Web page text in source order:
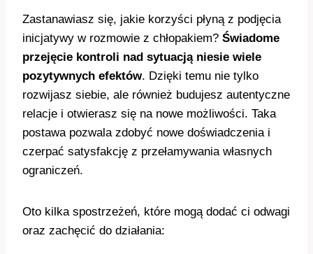
Zastanawiasz się, jakie korzyści płyną z podjęcia
inicjatywy w rozmowie z chłopakiem? Świadome
przejęcie kontroli nad sytuacją niesie wiele
pozytywnych efektów. Dzięki temu nie tylko
rozwijasz siebie, ale również budujesz autentyczne
relacje i otwierasz się na nowe możliwości. Taka
postawa pozwala zdobyć nowe doświadczenia i
czerpać satysfakcję z przełamywania własnych
ograniczeń.
Oto kilka spostrzeżeń, które mogą dodać ci odwagi
oraz zachęcić do działania: